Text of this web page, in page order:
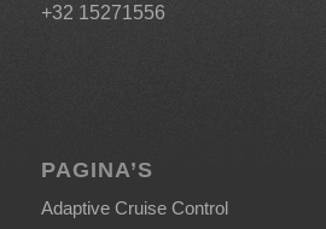
+32 15271556
PAGINA’S
Adaptive Cruise Control